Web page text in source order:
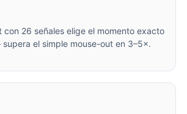
con 26 señales elige el momento exacto
el simple mouse-out en 3–5×.